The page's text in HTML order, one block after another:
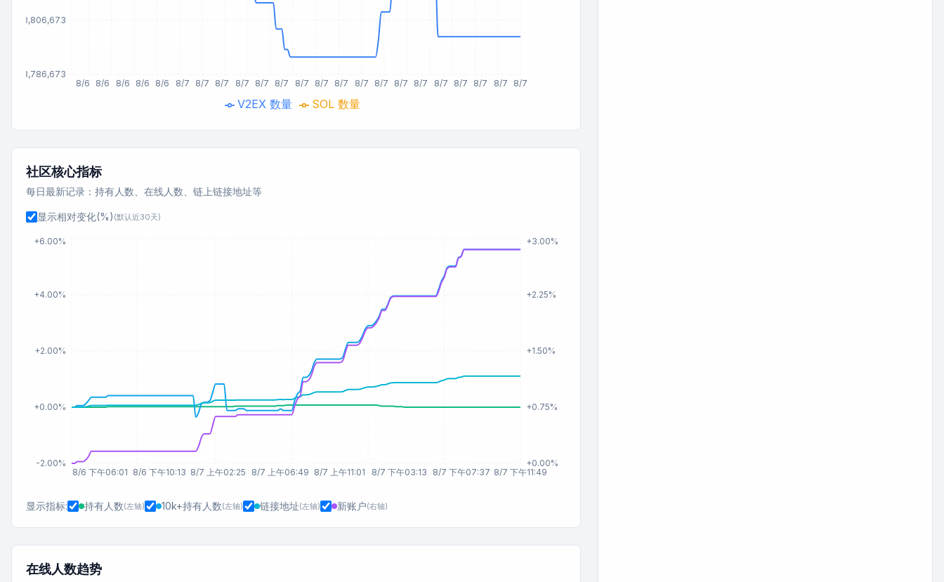
8/6 8/6 8/6 8/6 8/6 8/7 8/7 8/7 8/7 8/7 8/7 8/7 8/7 8/7 8/7 8/7 8/7 8/7 8/7 8/7 8/7 8/7 8/7
48,786,673
48,806,673
V2EX 数量 SOL 数量
社区核心指标
每日最新记录：持有人数、在线人数、链上链接地址等
显示相对变化(%) (默认近30天)
8/6 下午06:01 8/6 下午10:13 8/7 上午02:25 8/7 上午06:49 8/7 上午11:01 8/7 下午03:13 8/7 下午07:37 8/7 下午11:49
-2.00%
+0.00%
+2.00%
+4.00%
+6.00%
+0.00%
+0.75%
+1.50%
+2.25%
+3.00%
显示指标: 持有人数(左轴) 10k+持有人数(左轴) 链接地址(左轴) 新账户(右轴)
在线人数趋势